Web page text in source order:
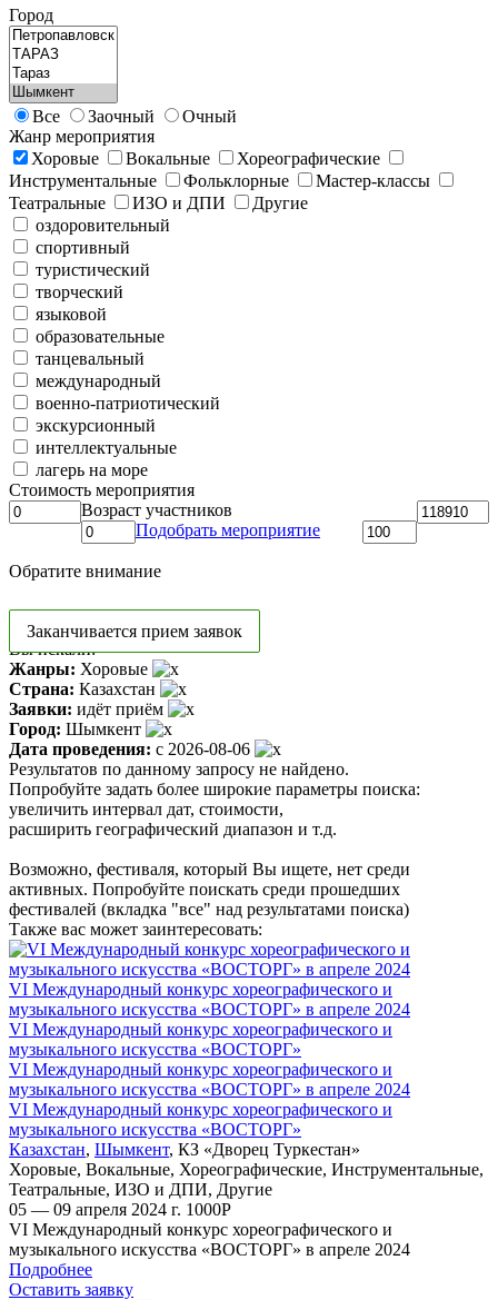
Город
Все Заочный
Очный
Жанр мероприятия
Хоровые
Вокальные
Хореографические
Инструментальные
Фольклорные
Мастер-классы
Театральные
ИЗО и ДПИ
Другие
оздоровительный
спортивный
туристический
творческий
языковой
образовательные
танцевальный
международный
военно-патриотический
экскурсионный
интеллектуальные
лагерь на море
Стоимость мероприятия
Возраст участников
Подобрать мероприятие
Обратите внимание
Заканчивается прием заявок
Вы искали:
Жанры: Хоровые
Страна: Казахстан
Заявки: идёт приём
Город: Шымкент
Дата проведения: с 2026-08-06
Результатов по данному запросу не найдено.
Попробуйте задать более широкие параметры поиска:
увеличить интервал дат, стоимости,
расширить географический диапазон и т.д.
Возможно, фестиваля, который Вы ищете, нет среди
активных. Попробуйте поискать среди прошедших
фестивалей (вкладка "все" над результатами поиска)
Также вас может заинтересовать:
VI Международный конкурс хореографического и
музыкального искусства «ВОСТОРГ» в апреле 2024
VI Международный конкурс хореографического и
музыкального искусства «ВОСТОРГ»
VI Международный конкурс хореографического и
музыкального искусства «ВОСТОРГ» в апреле 2024
VI Международный конкурс хореографического и
музыкального искусства «ВОСТОРГ»
Казахстан, Шымкент, КЗ «Дворец Туркестан»
Хоровые, Вокальные, Хореографические, Инструментальные,
Театральные, ИЗО и ДПИ, Другие
05 — 09 апреля 2024 г. 1000Р
VI Международный конкурс хореографического и
музыкального искусства «ВОСТОРГ» в апреле 2024
Подробнее
Оставить заявку